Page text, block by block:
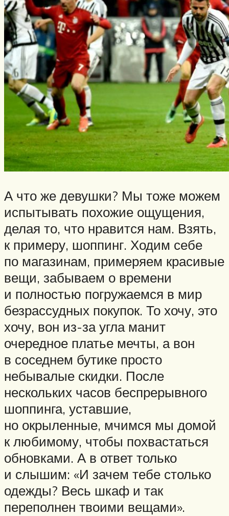
А что же девушки? Мы тоже можем
испытывать похожие ощущения,
делая то, что нравится нам. Взять,
к примеру, шоппинг. Ходим себе
по магазинам, примеряем красивые
вещи, забываем о времени
и полностью погружаемся в мир
безрассудных покупок. То хочу, это
хочу, вон из-за угла манит
очередное платье мечты, а вон
в соседнем бутике просто
небывалые скидки. После
нескольких часов беспрерывного
шоппинга, уставшие,
но окрыленные, мчимся мы домой
к любимому, чтобы похвастаться
обновками. А в ответ только
и слышим: «И зачем тебе столько
одежды? Весь шкаф и так
переполнен твоими вещами».